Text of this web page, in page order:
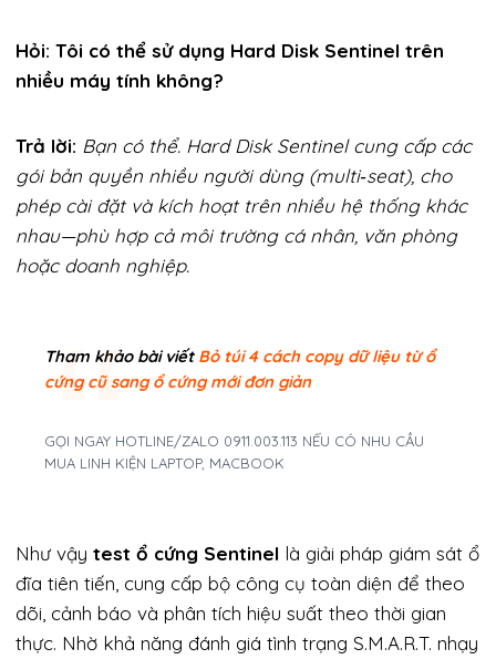
Hỏi: Tôi có thể sử dụng Hard Disk Sentinel trên
nhiều máy tính không?
Trả lời: Bạn có thể. Hard Disk Sentinel cung cấp các
gói bản quyền nhiều người dùng (multi‑seat), cho
phép cài đặt và kích hoạt trên nhiều hệ thống khác
nhau—phù hợp cả môi trường cá nhân, văn phòng
hoặc doanh nghiệp.
Tham khảo bài viết Bỏ túi 4 cách copy dữ liệu từ ổ
cứng cũ sang ổ cứng mới đơn giản
GỌI NGAY HOTLINE/ZALO 0911.003.113 NẾU CÓ NHU CẦU
MUA LINH KIỆN LAPTOP, MACBOOK
Như vậy test ổ cứng Sentinel là giải pháp giám sát ổ
đĩa tiên tiến, cung cấp bộ công cụ toàn diện để theo
dõi, cảnh báo và phân tích hiệu suất theo thời gian
thực. Nhờ khả năng đánh giá tình trạng S.M.A.R.T. nhạy